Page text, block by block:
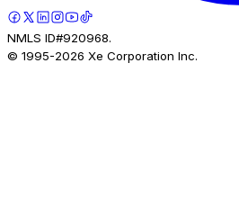
NMLS ID#920968.
© 1995-2026 Xe Corporation Inc.